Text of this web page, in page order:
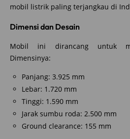
mobil listrik paling terjangkau di
Dimensi dan Desain
Mobil ini dirancang untuk
Dimensinya:
Panjang: 3.925 mm
Lebar: 1.720 mm
Tinggi: 1.590 mm
Jarak sumbu roda: 2.500 mm
Ground clearance: 155 mm